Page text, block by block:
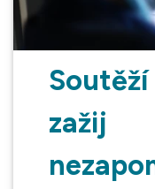
zažij